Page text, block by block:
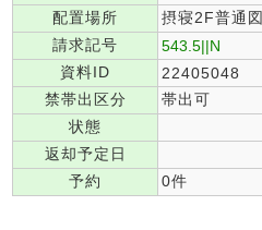
配置場所
摂寝2F普通
請求記号
543.5||N
資料ID
22405048
禁帯出区分
帯出可
状態
返却予定日
予約
0件